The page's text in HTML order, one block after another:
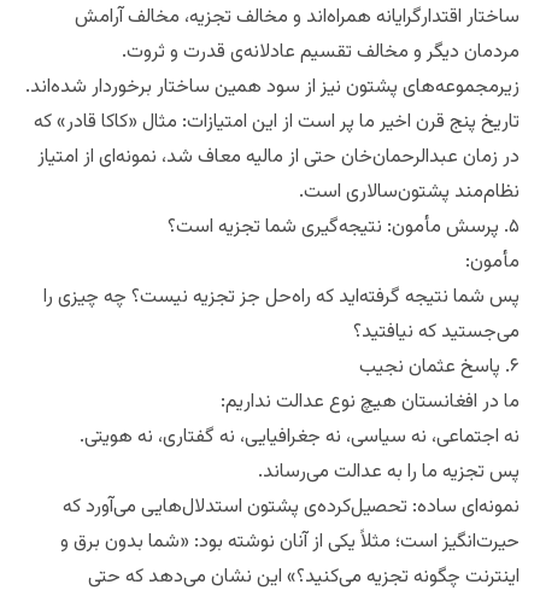
ساختار اقتدارگرایانه همراه‌اند و مخالف تجزیه، مخالف آرامش
مردمان دیگر و مخالف تقسیم عادلانه‌ی قدرت و ثروت.
زیرمجموعه‌های پشتون نیز از سود همین ساختار برخوردار شده‌اند.
تاریخ پنج قرن اخیر ما پر است از این امتیازات: مثال «کاکا قادر» که
در زمان عبدالرحمان‌خان حتی از مالیه معاف شد، نمونه‌ای از امتیاز
نظام‌مند پشتون‌سالاری است.
۵. پرسش مأمون: نتیجه‌گیری شما تجزیه است؟
مأمون:
پس شما نتیجه گرفته‌اید که راه‌حل جز تجزیه نیست؟ چه چیزی را
می‌جستید که نیافتید؟
۶. پاسخ عثمان نجیب
ما در افغانستان هیچ نوع عدالت نداریم:
نه اجتماعی، نه سیاسی، نه جغرافیایی، نه گفتاری، نه هویتی.
پس تجزیه ما را به عدالت می‌رساند.
نمونه‌ای ساده: تحصیل‌کرده‌ی پشتون استدلال‌هایی می‌آورد که
حیرت‌انگیز است؛ مثلاً یکی از آنان نوشته بود: «شما بدون برق و
اینترنت چگونه تجزیه می‌کنید؟» این نشان می‌دهد که حتی